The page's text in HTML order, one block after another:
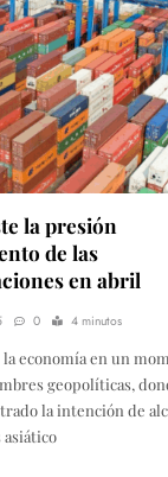
la presión
de las
en abril
0 4 minutos
economía en un
geopolíticas,
la intención de